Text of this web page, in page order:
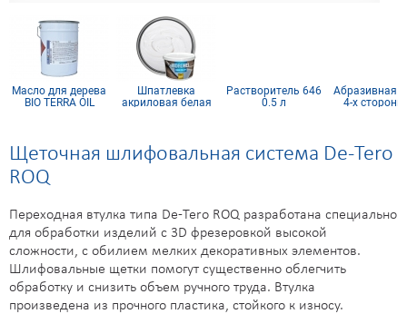
Масло для дерева
BIO TERRA OIL
Шпатлевка
акриловая белая
Растворитель 646
0.5 л
Абразивная
4-х
Щеточная шлифовальная система De-Tero
ROQ
Переходная втулка типа De-Tero ROQ разработана специально
для обработки изделий с 3D фрезеровкой высокой
сложности, с обилием мелких декоративных элементов.
Шлифовальные щетки помогут существенно облегчить
обработку и снизить объем ручного труда. Втулка
произведена из прочного пластика, стойкого к износу.